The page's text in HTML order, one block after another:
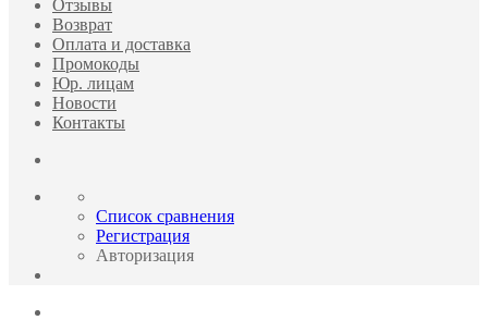
Отзывы
Возврат
Оплата и доставка
Промокоды
Юр. лицам
Новости
Контакты
Список сравнения
Регистрация
Авторизация